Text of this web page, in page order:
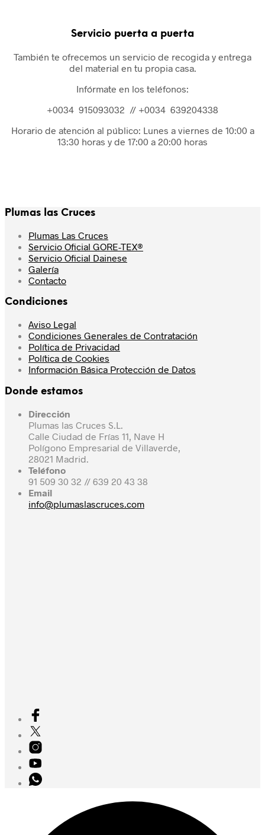
Servicio puerta a puerta
También te ofrecemos un servicio de recogida y entrega
del material en tu propia casa.
Infórmate en los teléfonos:
+0034 915093032 // +0034 639204338
Horario de atención al público: Lunes a viernes de 10:00 a
13:30 horas y de 17:00 a 20:00 horas
Plumas las Cruces
Plumas Las Cruces
Servicio Oficial GORE-TEX®
Servicio Oficial Dainese
Galería
Contacto
Condiciones
Aviso Legal
Condiciones Generales de Contratación
Política de Privacidad
Política de Cookies
Información Básica Protección de Datos
Donde estamos
Dirección
Plumas las Cruces S.L.
Calle Ciudad de Frías 11, Nave H
Polígono Empresarial de Villaverde,
28021 Madrid.
Teléfono
91 509 30 32 // 639 20 43 38
Email
info@plumaslascruces.com